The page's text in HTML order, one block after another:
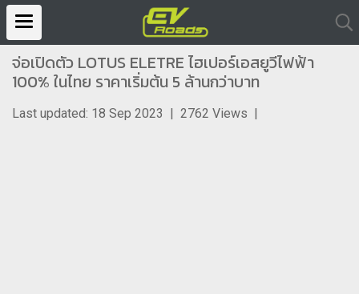
จ่อเปิดตัว LOTUS ELETRE ไฮเปอร์เอสยูวีไฟฟ้า
100% ในไทย ราคาเริ่มต้น 5 ล้านกว่าบาท
Last updated: 18 Sep 2023 | 2762 Views |